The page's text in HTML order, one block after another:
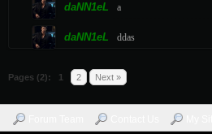
daNN1eL a
daNN1eL ddas
Pages (2): 1 2 Next »